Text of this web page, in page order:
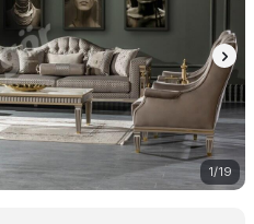
1/19